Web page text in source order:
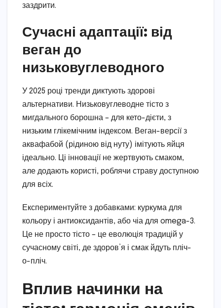
заздрити.
Сучасні адаптації: від
веган до
низьковуглеводного
У 2025 році тренди диктують здорові
альтернативи. Низьковуглеводне тісто з
мигдального борошна – для кето-дієти, з
низьким глікемічним індексом. Веган-версії з
аквафабой (рідиною від нуту) імітують яйця
ідеально. Ці інновації не жертвують смаком,
але додають користі, роблячи страву доступною
для всіх.
Експериментуйте з добавками: куркума для
кольору і антиоксидантів, або чіа для omega-3.
Це не просто тісто – це еволюція традицій у
сучасному світі, де здоров’я і смак йдуть пліч-
о-пліч.
Вплив начинки на